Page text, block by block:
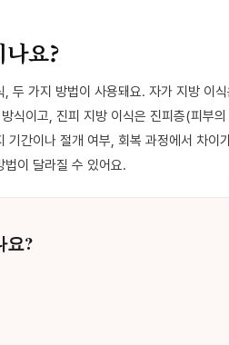
요?
두 가지 방법이 사용돼요. 자가 지방 이
식이고, 진피 지방 이식은 진피층(피부
기간이나 절개 여부, 회복 과정에서 차이
이 달라질 수 있어요.